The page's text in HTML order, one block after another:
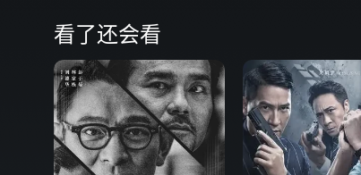
看了还会看